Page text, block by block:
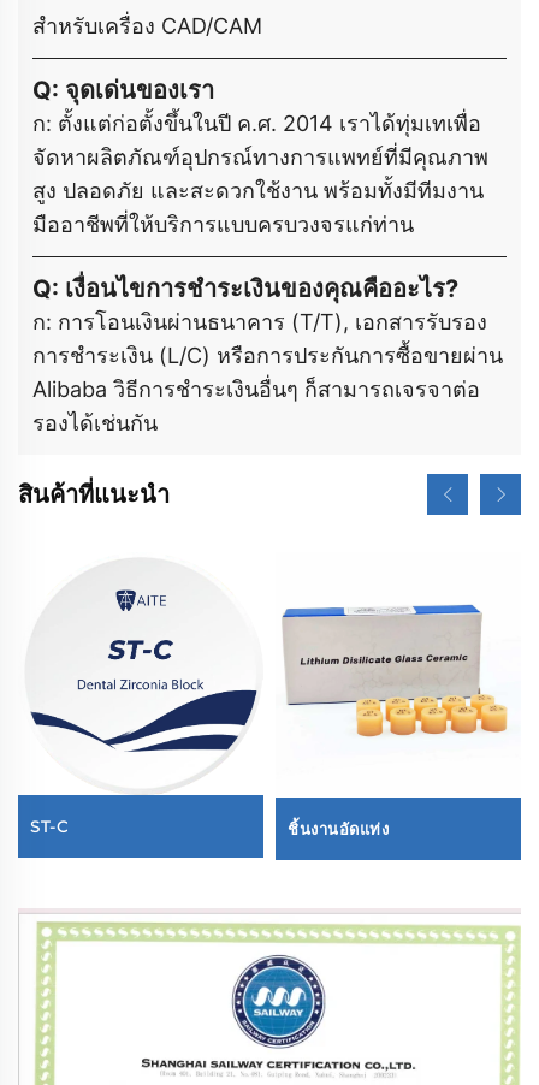
สำหรับเครื่อง CAD/CAM
Q: จุดเด่นของเรา
ก: ตั้งแต่ก่อตั้งขึ้นในปี ค.ศ. 2014 เราได้ทุ่มเทเพื่อ
จัดหาผลิตภัณฑ์อุปกรณ์ทางการแพทย์ที่มีคุณภาพ
สูง ปลอดภัย และสะดวกใช้งาน พร้อมทั้งมีทีมงาน
มืออาชีพที่ให้บริการแบบครบวงจรแก่ท่าน
Q: เงื่อนไขการชำระเงินของคุณคืออะไร?
ก: การโอนเงินผ่านธนาคาร (T/T), เอกสารรับรอง
การชำระเงิน (L/C) หรือการประกันการซื้อขายผ่าน
Alibaba วิธีการชำระเงินอื่นๆ ก็สามารถเจรจาต่อ
รองได้เช่นกัน
สินค้าที่แนะนำ
ST-C ชิ้นงานอัดแท่ง